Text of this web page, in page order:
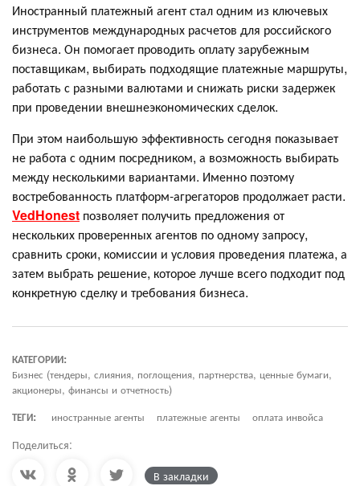
Иностранный платежный агент стал одним из ключевых
инструментов международных расчетов для российского
бизнеса. Он помогает проводить оплату зарубежным
поставщикам, выбирать подходящие платежные маршруты,
работать с разными валютами и снижать риски задержек
при проведении внешнеэкономических сделок.
При этом наибольшую эффективность сегодня показывает
не работа с одним посредником, а возможность выбирать
между несколькими вариантами. Именно поэтому
востребованность платформ-агрегаторов продолжает расти.
VedHonest позволяет получить предложения от
нескольких проверенных агентов по одному запросу,
сравнить сроки, комиссии и условия проведения платежа, а
затем выбрать решение, которое лучше всего подходит под
конкретную сделку и требования бизнеса.
КАТЕГОРИИ:
Бизнес (тендеры, слияния, поглощения, партнерства, ценные бумаги,
акционеры, финансы и отчетность)
ТЕГИ:
иностранные агенты платежные агенты оплата инвойса
Поделиться:
В закладки